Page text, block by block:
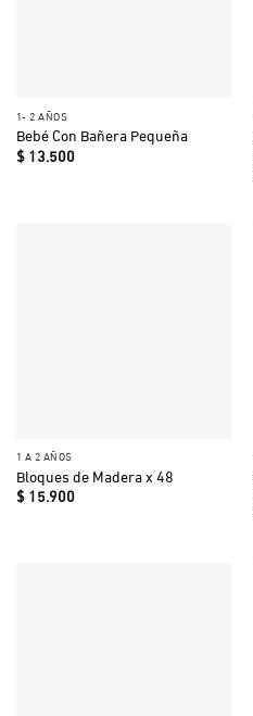
1- 2 AÑOS
Bebé Con Bañera Pequeña
$13.500
1 A 2 AÑOS
Bloques de Madera x 48
$15.900